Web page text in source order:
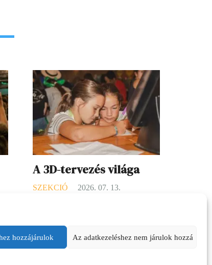
hozzájárulok Az adatkezeléshez nem járulok hozzá
A 3D-tervezés világa
SZEKCIÓ 2026. 07. 13.
áll ahhoz, amit a gyerekek ösztönösen
szeretnek csinálni: kitalálni, építeni,